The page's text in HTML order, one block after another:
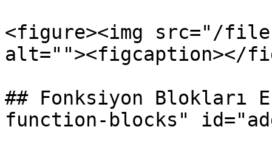
<figure><img src="/
alt=""><figcaption></
## Fonksiyon Blokları
function-blocks"